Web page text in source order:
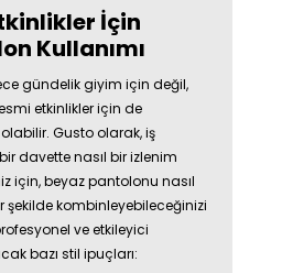
İçin
Kullanımı
gündelik giyim için değil,
etkinlikler için de
Gusto olarak, iş
davette nasıl bir izlenim
için, beyaz pantolonu nasıl
şekilde kombinleyebileceğinizi
ve etkileyici
bazı stil ipuçları: